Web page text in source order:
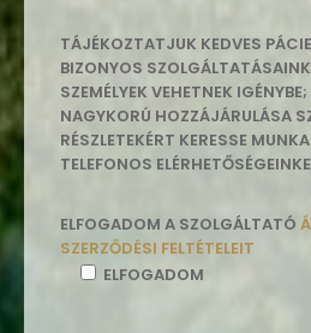
TÁJÉKOZTATJUK KEDVES
BIZONYOS
SZEMÉLYEK VEHETNEK
NAGYKORÚ HOZZÁJÁRULÁSA
RÉSZLETEKÉRT KERESSE
TELEFONOS
ELFOGADOM A SZOLGÁLTATÓ
SZERZŐDÉSI FELTÉTELEIT
ELFOGADOM